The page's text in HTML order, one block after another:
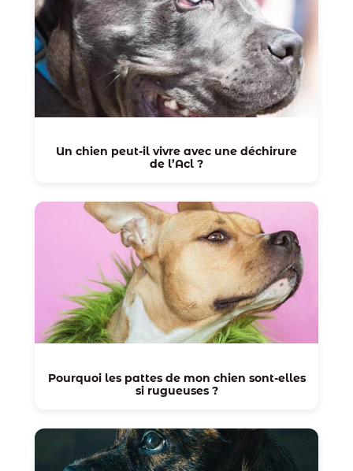
Un chien peut-il vivre avec une déchirure
de l’Acl ?
Pourquoi les pattes de mon chien sont-elles
si rugueuses ?